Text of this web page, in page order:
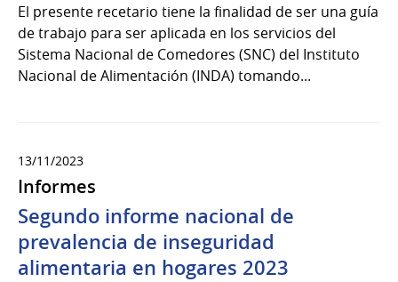
El presente recetario tiene la finalidad de ser una guía
de trabajo para ser aplicada en los servicios del
Sistema Nacional de Comedores (SNC) del Instituto
Nacional de Alimentación (INDA) tomando...
13/11/2023
Informes
Segundo informe nacional de
prevalencia de inseguridad
alimentaria en hogares 2023